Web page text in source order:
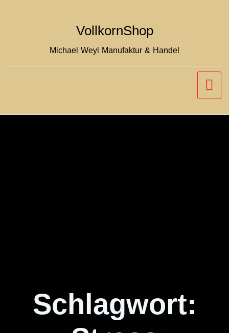
VollkornShop
Michael Weyl Manufaktur & Handel
Schlagwort: